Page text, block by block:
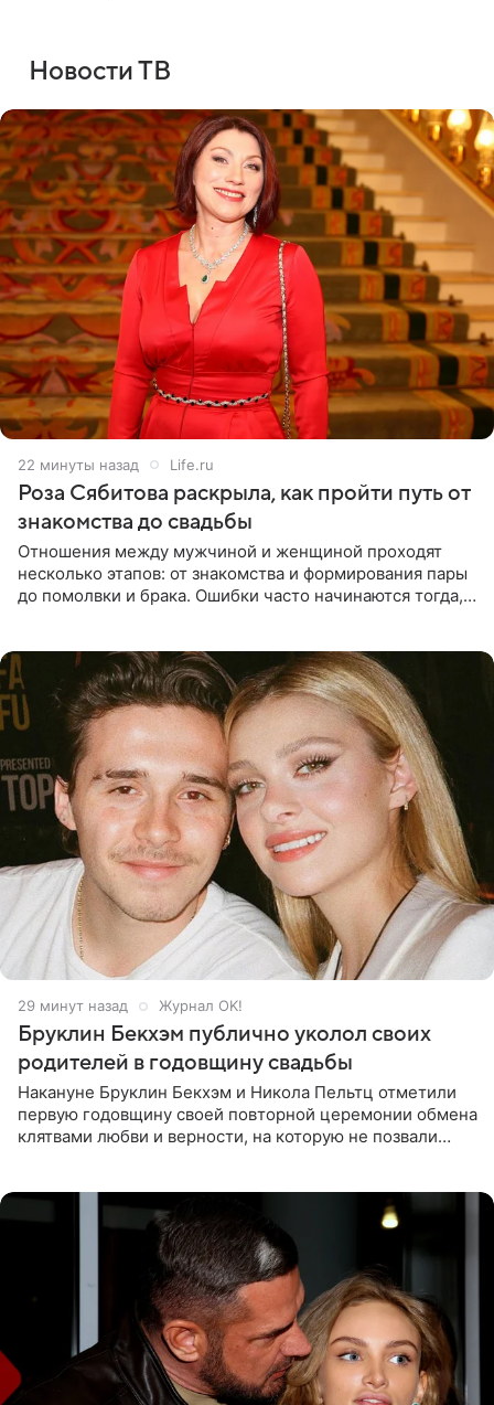
Новости ТВ
22 минуты назад Life.ru
Роза Сябитова раскрыла, как пройти путь от
знакомства до свадьбы
Отношения между мужчиной и женщиной проходят
несколько этапов: от знакомства и формирования пары
до помолвки и брака. Ошибки часто начинаются тогда,
29 минут назад Журнал OK!
Бруклин Бекхэм публично уколол своих
родителей в годовщину свадьбы
Накануне Бруклин Бекхэм и Никола Пельтц отметили
первую годовщину своей повторной церемонии обмена
клятвами любви и верности, на которую не позвали